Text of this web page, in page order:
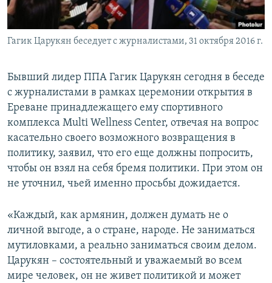
English
Русский
Гагик Царукян беседует с журналистами, 31 октября 2016 г.
Бывший лидер ППА Гагик Царукян сегодня в беседе
с журналистами в рамках церемонии открытия в
Ереване принадлежащего ему спортивного
комплекса Multi Wellness Center, отвечая на вопрос
касательно своего возможного возвращения в
политику, заявил, что его еще должны попросить,
чтобы он взял на себя бремя политики. При этом он
не уточнил, чьей именно просьбы дожидается.
«Каждый, как армянин, должен думать не о
личной выгоде, а о стране, народе. Не заниматься
мутиловками, а реально заниматься своим делом.
Царукян – состоятельный и уважаемый во всем
мире человек, он не живет политикой и может